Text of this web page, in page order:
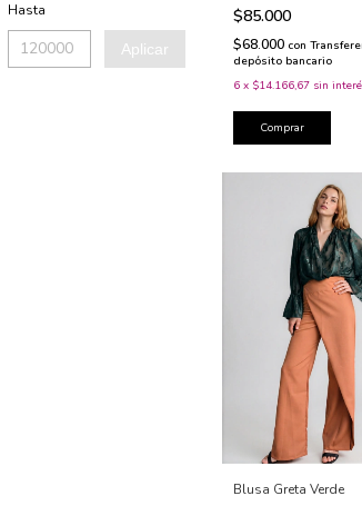
Hasta
Aplicar
$85.000
$68.000 con
depósito bancario
6 x $14.166,67 sin
Comprar
Blusa Greta Verde